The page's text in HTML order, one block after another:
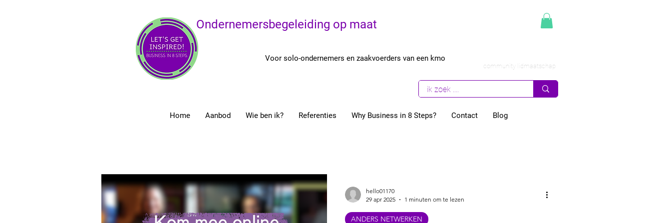
Ondernemersbegeleiding op maat
community lidmaatschap
Voor solo-ondernemers en zaakvoerders van een kmo
Home Aanbod Wie ben ik? Referenties Why Business in 8 Steps? Contact Blog
Ondernemersbegeleiding Ondernemers Coaching
ANDERS NETWERKEN
hello01170
29 apr 2025
1 minuten om te lezen